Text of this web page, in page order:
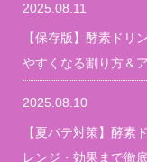
2025.08.11
【保存版】酵素ドリ
やすくなる割り方＆
2025.08.10
【夏バテ対策】酵素
レンジ・効果まで徹